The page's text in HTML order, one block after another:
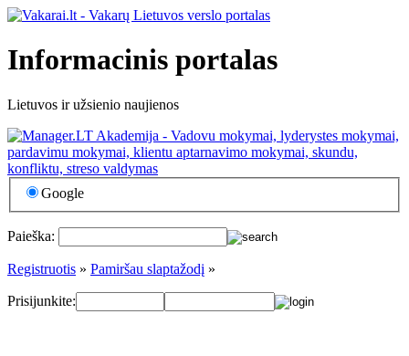
Informacinis portalas
Lietuvos ir užsienio naujienos
Google
Paieška:
Registruotis » Pamiršau slaptažodį »
Prisijunkite: